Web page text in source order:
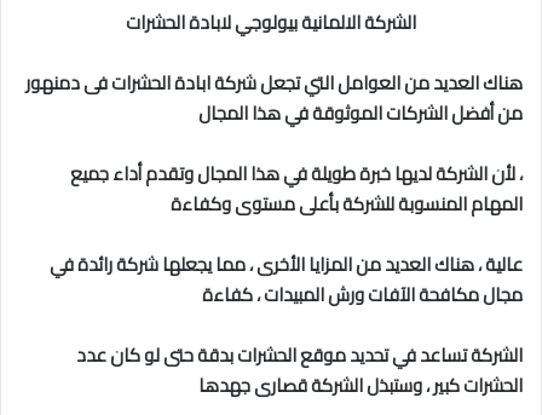
الشركة الالمانية بيولوجي لابادة الحشرات
هناك العديد من العوامل التي تجعل شركة ابادة الحشرات فى دمنهور
من أفضل الشركات الموثوقة في هذا المجال
، لأن الشركة لديها خبرة طويلة في هذا المجال وتقدم أداء جميع
المهام المنسوبة للشركة بأعلى مستوى وكفاءة
عالية ، هناك العديد من المزايا الأخرى ، مما يجعلها شركة رائدة في
مجال مكافحة الآفات ورش المبيدات ، كفاءة
الشركة تساعد في تحديد موقع الحشرات بدقة حتى لو كان عدد
الحشرات كبير ، وستبذل الشركة قصارى جهدها